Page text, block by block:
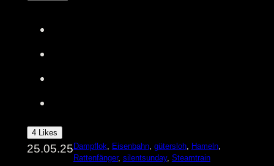
4 Likes
25.05.25Dampflok Eisenbahn, gütersloh, Hameln
Rattenfänger, silentsunday, Steamtrain